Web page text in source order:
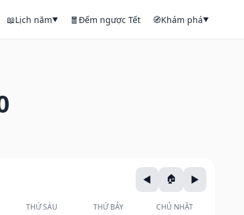
📖Lịch năm▼ 🧧Đếm ngược Tết 🧭Khám phá▼
THỨ SÁU THỨ BẢY CHỦ NHẬT